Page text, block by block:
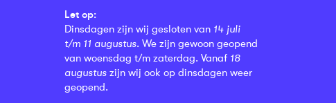
Let op:
Dinsdagen zijn wij gesloten van 14 juli
t/m 11 augustus. We zijn gewoon geopend
van woensdag t/m zaterdag. Vanaf 18
augustus zijn wij ook op dinsdagen weer
geopend.